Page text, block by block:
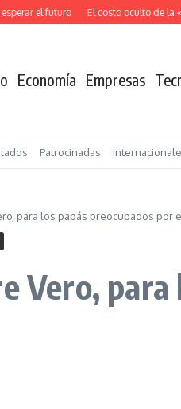
el futuro El costo oculto de la
Economía Empresas
Patrocinadas
para los papás preocupados por
Vero,